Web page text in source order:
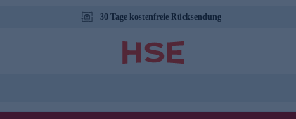
30 Tage kostenfreie Rücksendung